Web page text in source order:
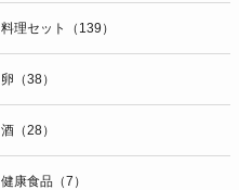
料理セット（139）
卵（38）
酒（28）
健康食品（7）